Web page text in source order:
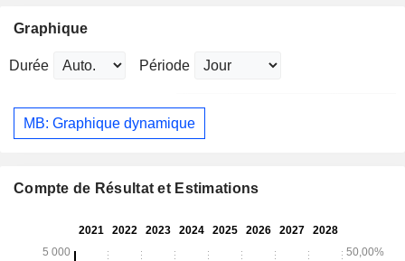
Graphique
Durée Période
MB: Graphique dynamique
Compte de Résultat et Estimations